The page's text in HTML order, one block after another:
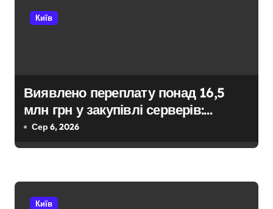
я
а
и
Київ
Виявлено переплату понад 16,5
млн грн у закупівлі серверів:
поліція Києва висунула підозру
посадовцю Державної служби
Сер 6, 2026
Київ